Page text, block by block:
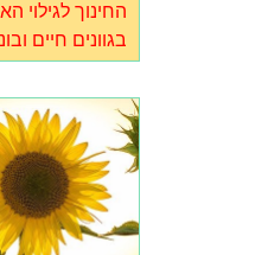
החינוך לגילוי
בגוונים חיים